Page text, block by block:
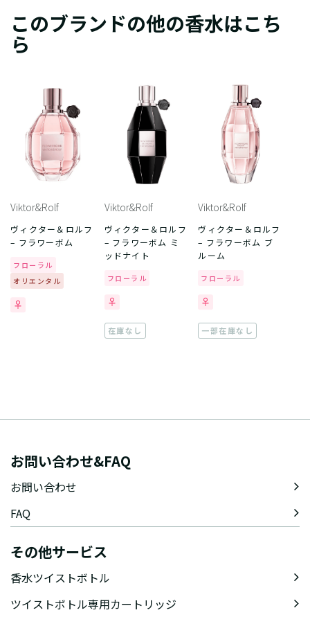
このブランドの他の香水はこち
ら
Viktor&Rolf
ヴィクター＆ロルフ
– フラワーボム
フローラル
オリエンタル
Viktor&Rolf
ヴィクター＆ロルフ
– フラワーボム ミ
ッドナイト
フローラル
在庫なし
Viktor&Rolf
ヴィクター＆ロルフ
– フラワーボム ブ
ルーム
フローラル
一部在庫なし
お問い合わせ&FAQ
お問い合わせ
FAQ
その他サービス
香水ツイストボトル
ツイストボトル専用カートリッジ